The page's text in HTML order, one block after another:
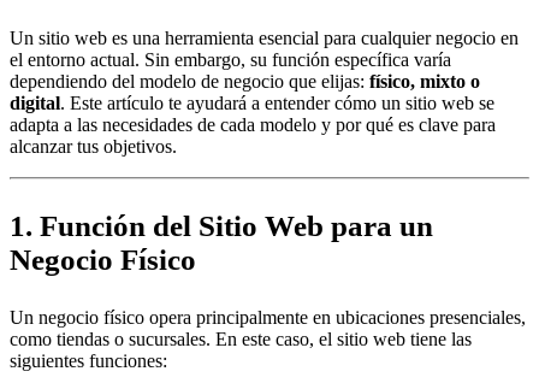
Un sitio web es una herramienta esencial para cualquier negocio en
el entorno actual. Sin embargo, su función específica varía
dependiendo del modelo de negocio que elijas: físico, mixto o
digital. Este artículo te ayudará a entender cómo un sitio web se
adapta a las necesidades de cada modelo y por qué es clave para
alcanzar tus objetivos.
1. Función del Sitio Web para un
Negocio Físico
Un negocio físico opera principalmente en ubicaciones presenciales,
como tiendas o sucursales. En este caso, el sitio web tiene las
siguientes funciones: